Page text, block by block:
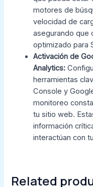
motores de
velocidad de
asegurando que
optimizado para
Activación de
Analytics:
herramientas
Console y
monitoreo
tu sitio web.
información
interactúan con
Related